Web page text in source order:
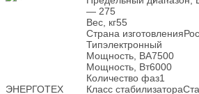
— 275
Вес, кг55
Страна изготовления
ЭНЕРГОТЕХ
Типэлектронный
Мощность, ВА7500
Мощность, Вт6000
Количество фаз1
Класс стабилизатора